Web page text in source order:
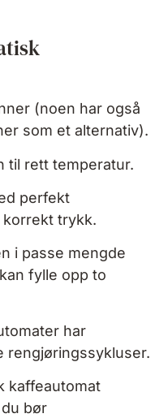
(noen har også
som et alternativ).
til rett temperatur.
perfekt
trykk.
i passe mengde
fylle opp to
har
rengjøringssykluser.
kaffeautomat
bør